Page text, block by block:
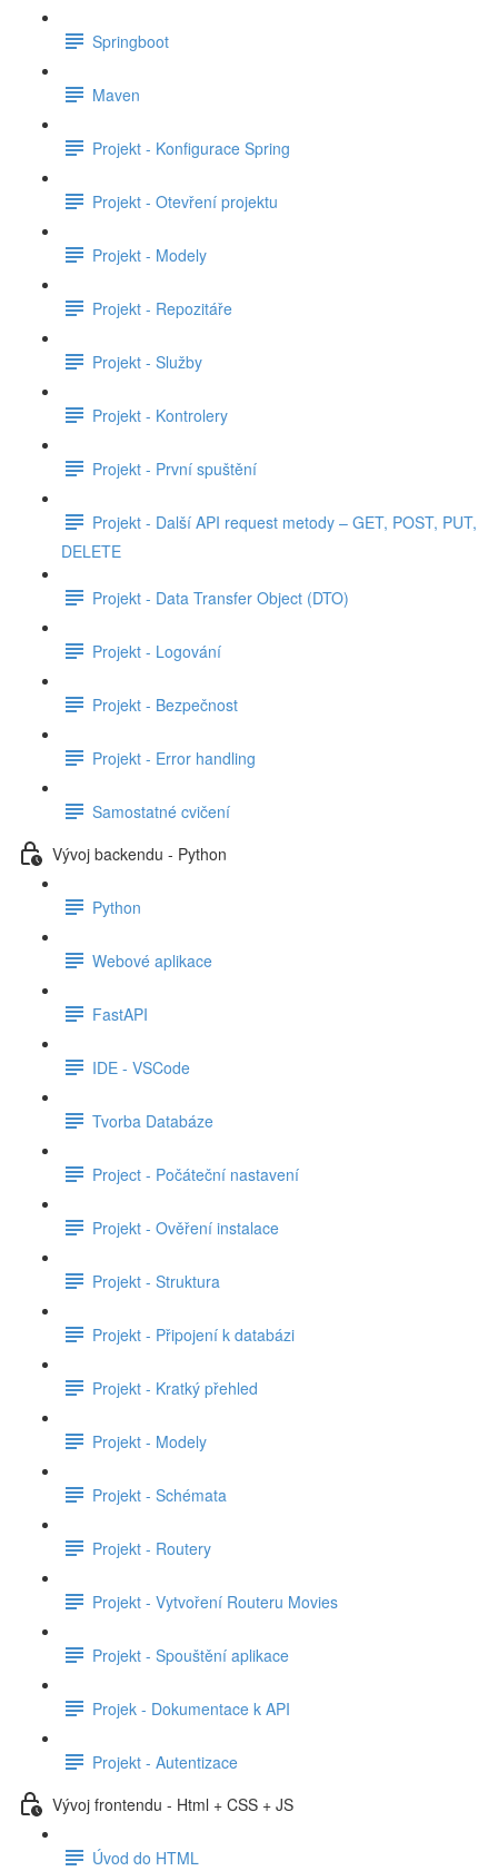
Springboot
Maven
Projekt - Konfigurace Spring
Projekt - Otevření projektu
Projekt - Modely
Projekt - Repozitáře
Projekt - Služby
Projekt - Kontrolery
Projekt - První spuštění
Projekt - Další API request metody – GET, POST, PUT,
DELETE
Projekt - Data Transfer Object (DTO)
Projekt - Logování
Projekt - Bezpečnost
Projekt - Error handling
Samostatné cvičení
Vývoj backendu - Python
Python
Webové aplikace
FastAPI
IDE - VSCode
Tvorba Databáze
Project - Počáteční nastavení
Projekt - Ověření instalace
Projekt - Struktura
Projekt - Připojení k databázi
Projekt - Kratký přehled
Projekt - Modely
Projekt - Schémata
Projekt - Routery
Projekt - Vytvoření Routeru Movies
Projekt - Spouštění aplikace
Projek - Dokumentace k API
Projekt - Autentizace
Vývoj frontendu - Html + CSS + JS
Úvod do HTML